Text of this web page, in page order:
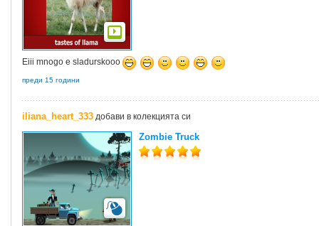
Eiii mnogo e sladurskooo
преди 15 години
iliana_heart_333 добави в колекцията си
Zombie Truck